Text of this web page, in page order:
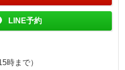
LINE予約
時まで）